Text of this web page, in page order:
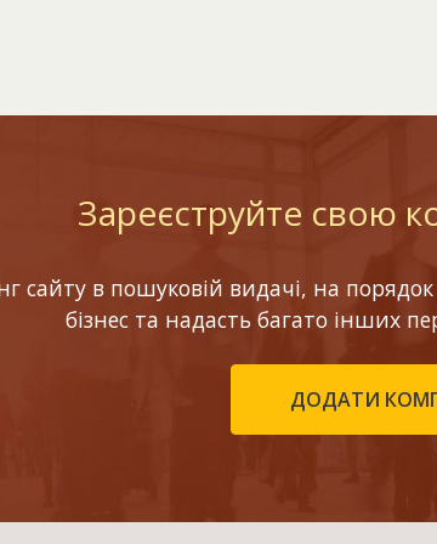
Зареєструйте свою
в пошуковій видачі, на порядок
бізнес та надасть багато інших
ДОДАТИ